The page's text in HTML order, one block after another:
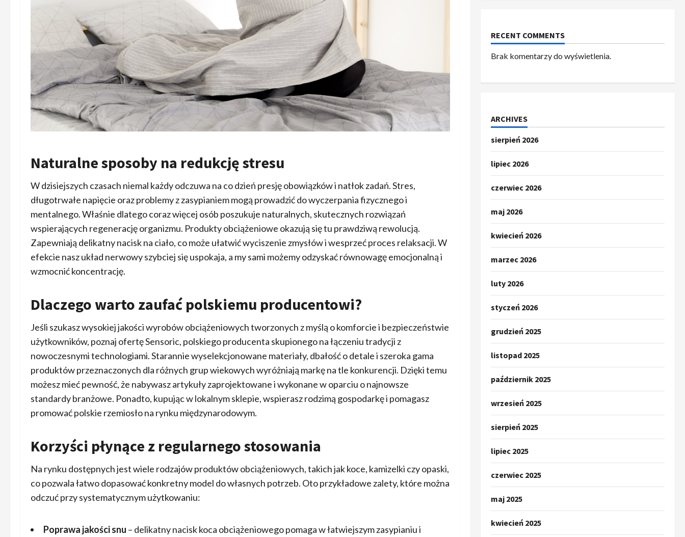
Naturalne sposoby na redukcję stresu
W dzisiejszych czasach niemal każdy odczuwa na co dzień presję obowiązków i natłok zadań. Stres,
długotrwałe napięcie oraz problemy z zasypianiem mogą prowadzić do wyczerpania fizycznego i
mentalnego. Właśnie dlatego coraz więcej osób poszukuje naturalnych, skutecznych rozwiązań
wspierających regenerację organizmu. Produkty obciążeniowe okazują się tu prawdziwą rewolucją.
Zapewniają delikatny nacisk na ciało, co może ułatwić wyciszenie zmysłów i wesprzeć proces relaksacji. W
efekcie nasz układ nerwowy szybciej się uspokaja, a my sami możemy odzyskać równowagę emocjonalną i
wzmocnić koncentrację.
Dlaczego warto zaufać polskiemu producentowi?
Jeśli szukasz wysokiej jakości wyrobów obciążeniowych tworzonych z myślą o komforcie i bezpieczeństwie
użytkowników, poznaj ofertę Sensoric, polskiego producenta skupionego na łączeniu tradycji z
nowoczesnymi technologiami. Starannie wyselekcjonowane materiały, dbałość o detale i szeroka gama
produktów przeznaczonych dla różnych grup wiekowych wyróżniają markę na tle konkurencji. Dzięki temu
możesz mieć pewność, że nabywasz artykuły zaprojektowane i wykonane w oparciu o najnowsze
standardy branżowe. Ponadto, kupując w lokalnym sklepie, wspierasz rodzimą gospodarkę i pomagasz
promować polskie rzemiosło na rynku międzynarodowym.
Korzyści płynące z regularnego stosowania
Na rynku dostępnych jest wiele rodzajów produktów obciążeniowych, takich jak koce, kamizelki czy opaski,
co pozwala łatwo dopasować konkretny model do własnych potrzeb. Oto przykładowe zalety, które można
odczuć przy systematycznym użytkowaniu:
Poprawa jakości snu – delikatny nacisk koca obciążeniowego pomaga w łatwiejszym zasypianiu i
RECENT COMMENTS
Brak komentarzy do wyświetlenia.
ARCHIVES
sierpień 2026
lipiec 2026
czerwiec 2026
maj 2026
kwiecień 2026
marzec 2026
luty 2026
styczeń 2026
grudzień 2025
listopad 2025
październik 2025
wrzesień 2025
sierpień 2025
lipiec 2025
czerwiec 2025
maj 2025
kwiecień 2025